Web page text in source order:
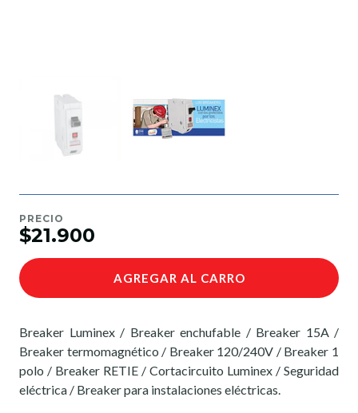
PRECIO
$21.900
AGREGAR AL CARRO
Breaker Luminex / Breaker enchufable / Breaker 15A /
Breaker termomagnético / Breaker 120/240V / Breaker 1
polo / Breaker RETIE / Cortacircuito Luminex / Seguridad
eléctrica / Breaker para instalaciones eléctricas.